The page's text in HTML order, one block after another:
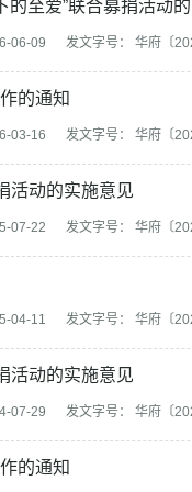
至爱”联合募捐活动
06-09 发文字号： 华府〔
的通知
03-16 发文字号： 华府〔
活动的实施意见
07-22 发文字号： 华府〔
04-11 发文字号： 华府〔
活动的实施意见
07-29 发文字号： 华府〔
的通知